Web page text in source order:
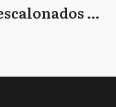
y